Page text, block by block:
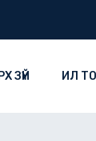
ЗҮЙ ИЛ